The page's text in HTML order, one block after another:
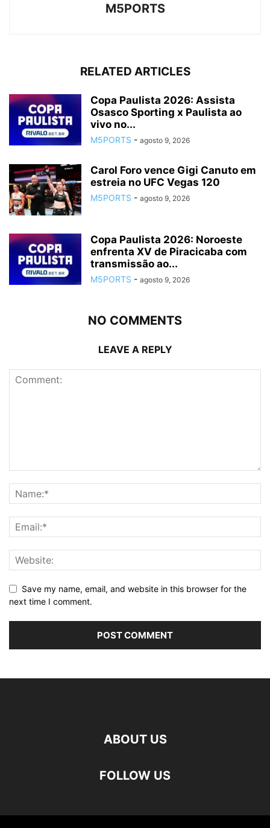
M5PORTS
RELATED ARTICLES
Copa Paulista 2026: Assista
Osasco Sporting x Paulista ao
vivo no...
M5PORTS - agosto 9, 2026
Carol Foro vence Gigi Canuto em
estreia no UFC Vegas 120
M5PORTS - agosto 9, 2026
Copa Paulista 2026: Noroeste
enfrenta XV de Piracicaba com
transmissão ao...
M5PORTS - agosto 9, 2026
NO COMMENTS
LEAVE A REPLY
Save my name, email, and website in this browser for the
next time I comment.
ABOUT US
FOLLOW US